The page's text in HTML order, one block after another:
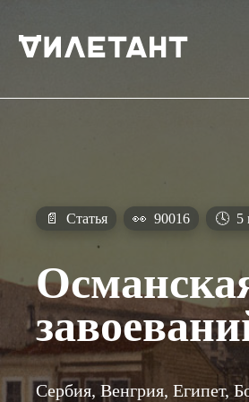
📄 Статья 👀 90016 🕓 5
Сербия, Венгрия, Египет,